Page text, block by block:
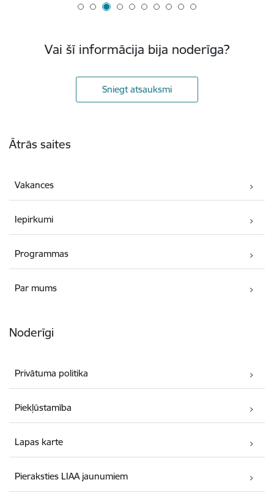
Vai šī informācija bija noderīga?
Sniegt atsauksmi
Ātrās saites
Vakances
Iepirkumi
Programmas
Par mums
Noderīgi
Privātuma politika
Piekļūstamība
Lapas karte
Pieraksties LIAA jaunumiem